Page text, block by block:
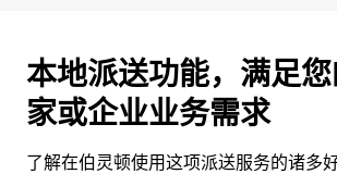
本地派送功能，满足
家或企业业务需求
了解在伯灵顿使用这项派送服务的诸多好